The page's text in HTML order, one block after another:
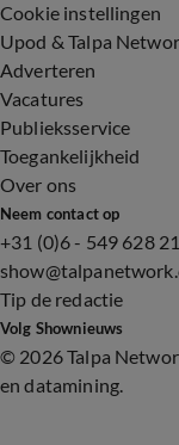
Cookie instellingen
Upod & Talpa
Adverteren
Vacatures
Publieksservice
Toegankelijkheid
Over ons
Neem contact op
+31 (0)6 - 549 628 21
Tip de redactie
Volg Shownieuws
© 2026 Talpa
en datamining.